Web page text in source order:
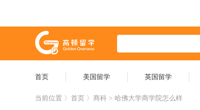
首页 美国留学 英国留学
当前位置 〉 首页 〉商科 > 哈佛大学商学院怎么样